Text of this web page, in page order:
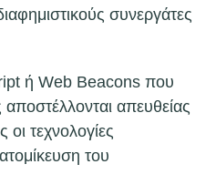
συνεργάτες
ή Web Beacons που
απευθείας
τεχνολογίες
του